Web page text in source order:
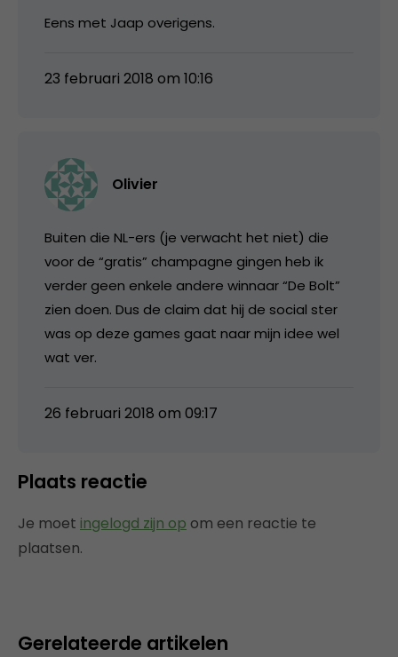
Eens met Jaap overigens.
23 februari 2018 om 10:16
Olivier
Buiten die NL-ers (je verwacht het niet) die
voor de “gratis” champagne gingen heb ik
verder geen enkele andere winnaar “De Bolt”
zien doen. Dus de claim dat hij de social ster
was op deze games gaat naar mijn idee wel
wat ver.
26 februari 2018 om 09:17
Plaats reactie
Je moet ingelogd zijn op om een reactie te
plaatsen.
Gerelateerde artikelen